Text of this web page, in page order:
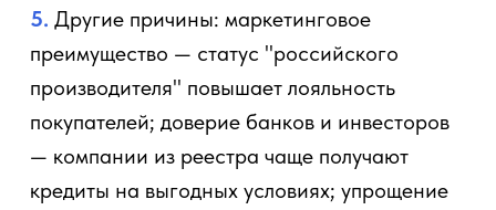
5. Другие причины: маркетинговое
преимущество — статус "российского
производителя" повышает лояльность
покупателей; доверие банков и инвесторов
— компании из реестра чаще получают
кредиты на выгодных условиях; упрощение